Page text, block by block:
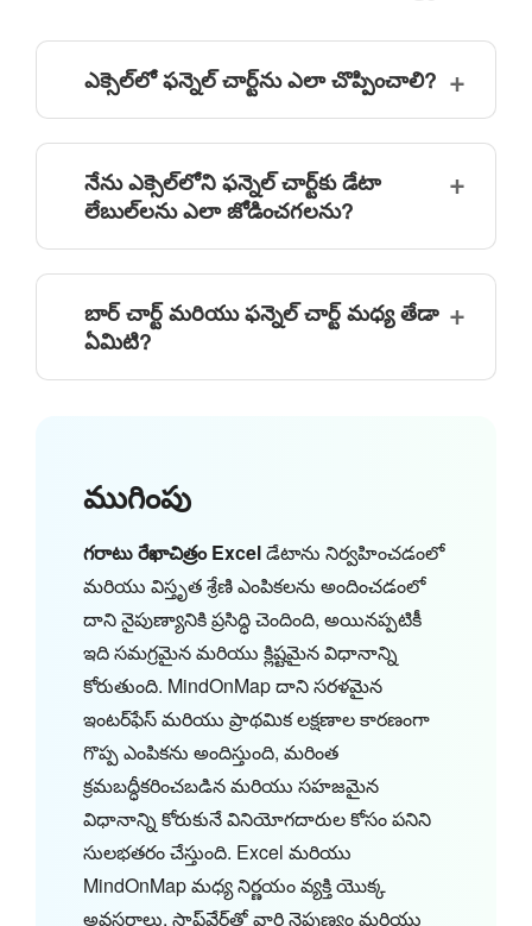
ఎక్సెల్‌లో ఫన్నెల్ చార్ట్‌ను ఎలా చొప్పించాలి?
నేను ఎక్సెల్‌లోని ఫన్నెల్ చార్ట్‌కు డేటా
లేబుల్‌లను ఎలా జోడించగలను?
బార్ చార్ట్ మరియు ఫన్నెల్ చార్ట్ మధ్య తేడా
ఏమిటి?
ముగింపు
గరాటు రేఖాచిత్రం Excelడేటాను నిర్వహించడంలో
మరియు విస్తృత శ్రేణి ఎంపికలను అందించడంలో
దాని నైపుణ్యానికి ప్రసిద్ధి చెందింది, అయినప్పటికీ
ఇది సమగ్రమైన మరియు క్లిష్టమైన విధానాన్ని
కోరుతుంది. MindOnMap దాని సరళమైన
ఇంటర్‌ఫేస్ మరియు ప్రాథమిక లక్షణాల కారణంగా
గొప్ప ఎంపికను అందిస్తుంది, మరింత
క్రమబద్ధీకరించబడిన మరియు సహజమైన
విధానాన్ని కోరుకునే వినియోగదారుల కోసం పనిని
సులభతరం చేస్తుంది. Excel మరియు
MindOnMap మధ్య నిర్ణయం వ్యక్తి యొక్క
అవసరాలు, సాఫ్ట్‌వేర్‌తో వారి నైపుణ్యం మరియు